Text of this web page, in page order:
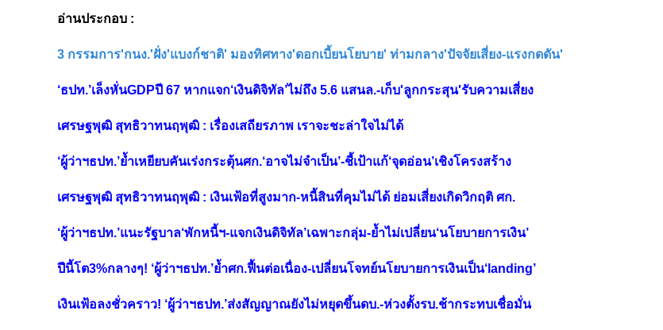
อ่านประกอบ :
3 กรรมการ'กนง.'ฝั่ง'แบงก์ชาติ' มองทิศทาง'ดอกเบี้ยนโยบาย' ท่ามกลาง'ปัจจัยเสี่ยง-แรงกดดัน'
‘ธปท.’เล็งหั่นGDPปี 67 หากแจก‘เงินดิจิทัล’ไม่ถึง 5.6 แสนล.-เก็บ'ลูกกระสุน'รับความเสี่ยง
เศรษฐพุฒิ สุทธิวาทนฤพุฒิ : เรื่องเสถียรภาพ เราจะชะล่าใจไม่ได้
‘ผู้ว่าฯธปท.’ย้ำเหยียบคันเร่งกระตุ้นศก.‘อาจไม่จำเป็น’-ชี้เป้าแก้‘จุดอ่อน’เชิงโครงสร้าง
เศรษฐพุฒิ สุทธิวาทนฤพุฒิ : เงินเฟ้อที่สูงมาก-หนี้สินที่คุมไม่ได้ ย่อมเสี่ยงเกิดวิกฤติ ศก.
‘ผู้ว่าฯธปท.’แนะรัฐบาล‘พักหนี้ฯ-แจกเงินดิจิทัล’เฉพาะกลุ่ม-ย้ำไม่เปลี่ยน‘นโยบายการเงิน’
ปีนี้โต3%กลางๆ! ‘ผู้ว่าฯธปท.’ย้ำศก.ฟื้นต่อเนื่อง-เปลี่ยนโจทย์นโยบายการเงินเป็น‘landing’
เงินเฟ้อลงชั่วคราว! ‘ผู้ว่าฯธปท.’ส่งสัญญาณยังไม่หยุดขึ้นดบ.-ห่วงตั้งรบ.ช้ากระทบเชื่อมั่น